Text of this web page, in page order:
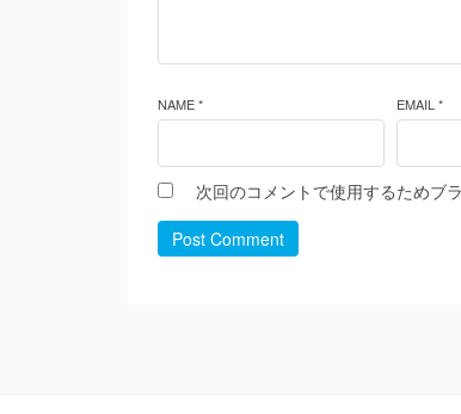
NAME * EMAIL *
次回のコメントで使用するためブ
Post Comment